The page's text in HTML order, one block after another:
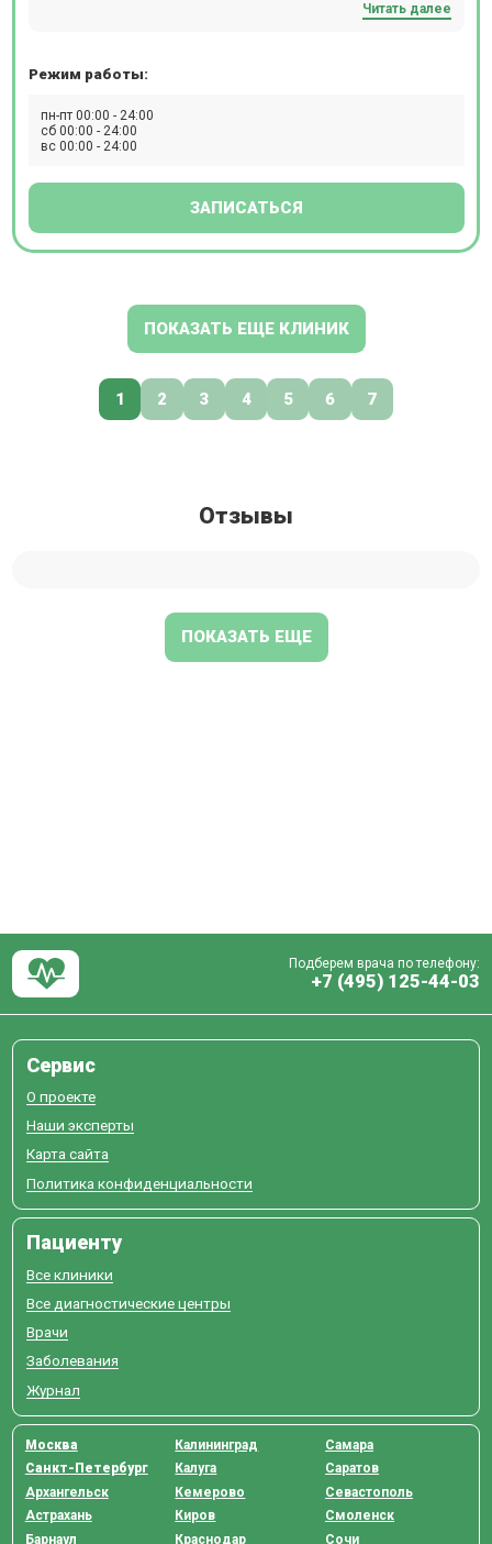
диагностики: МРТ, КТ, ПЭТ-КТ, Бронхоскопию,Читать далее
Режим работы:
пн-пт 00:00 - 24:00
сб 00:00 - 24:00
вс 00:00 - 24:00
ЗАПИСАТЬСЯ
ПОКАЗАТЬ ЕЩЕ КЛИНИК
1 2 3 4 5 6 7
Отзывы
ПОКАЗАТЬ ЕЩЕ
Подберем врача по телефону:
+7 (495) 125-44-03
Сервис
О проекте
Наши эксперты
Карта сайта
Политика конфиденциальности
Пациенту
Все клиники
Все диагностические центры
Врачи
Заболевания
Журнал
Москва
Санкт-Петербург
Архангельск
Астрахань
Барнаул
Калининград
Калуга
Кемерово
Киров
Краснодар
Самара
Саратов
Севастополь
Смоленск
Сочи